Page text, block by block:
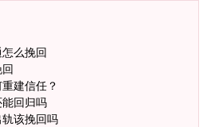
么挽回
建信任？
回归吗
该挽回吗